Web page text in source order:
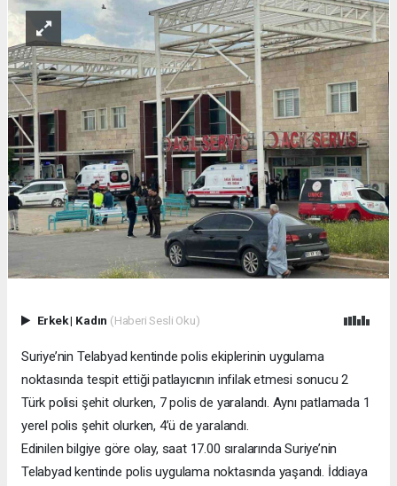
Erkek| Kadın (Haberi Sesli Oku)
Suriye’nin Telabyad kentinde polis ekiplerinin uygulama
noktasında tespit ettiği patlayıcının infilak etmesi sonucu 2
Türk polisi şehit olurken, 7 polis de yaralandı. Aynı patlamada 1
yerel polis şehit olurken, 4’ü de yaralandı.
Edinilen bilgiye göre olay, saat 17.00 sıralarında Suriye’nin
Telabyad kentinde polis uygulama noktasında yaşandı. İddiaya